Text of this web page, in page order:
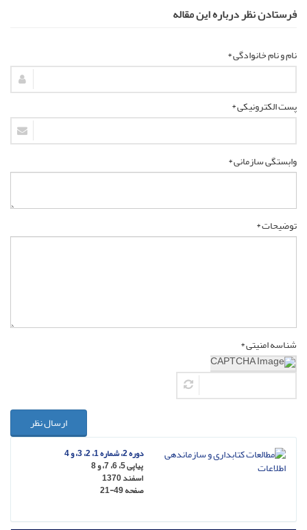
فرستادن نظر درباره این مقاله
نام و نام خانوادگی *
پست الکترونیکی *
وابستگی سازمانی *
توضیحات *
شناسه امنیتی *
ارسال نظر
دوره 2، شماره 1، 2، 3، و 4
پیاپی 5، 6، 7، و 8
اسفند 1370
صفحه21-49